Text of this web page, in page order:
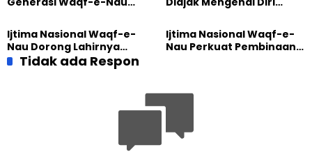
Pengabdian
Dunia
Ijtima Nasional Waqf-e-
Nau Dorong Lahirnya
Generasi Pengkhidmat
Ijtima Nasional Waqf-e-
Nau Perkuat Pembinaan
Tidak ada Respon